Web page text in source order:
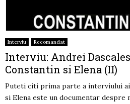
Interviu Recomandat
Interviu: Andrei
Constantin si Elena (II)
Puteti citi prima parte a interviului
si Elena este un documentar despre